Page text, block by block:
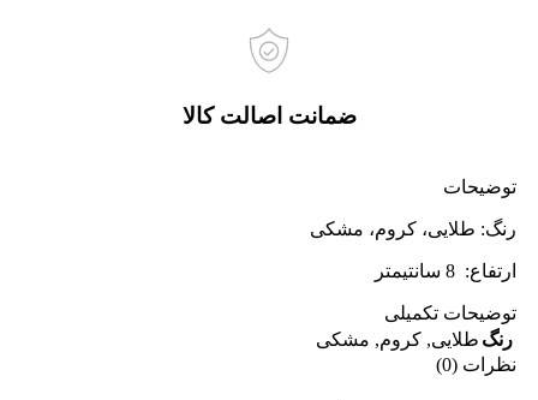
ضمانت اصالت کالا
توضیحات
رنگ: طلایی، کروم، مشکی
ارتفاع: 8 سانتیمتر
توضیحات تکمیلی
رنگ طلایی, کروم, مشکی
نظرات (0)